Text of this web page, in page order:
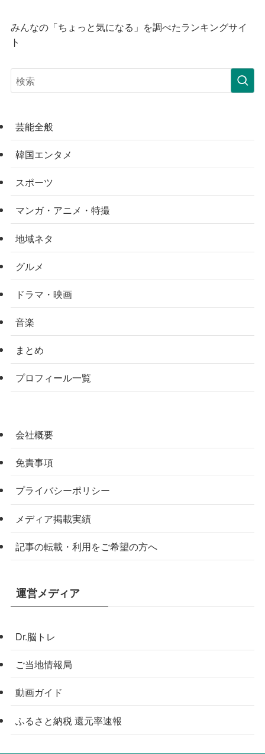
みんなの「ちょっと気になる」を調べたランキングサイ
ト
芸能全般
韓国エンタメ
スポーツ
マンガ・アニメ・特撮
地域ネタ
グルメ
ドラマ・映画
音楽
まとめ
プロフィール一覧
会社概要
免責事項
プライバシーポリシー
メディア掲載実績
記事の転載・利用をご希望の方へ
運営メディア
Dr.脳トレ
ご当地情報局
動画ガイド
ふるさと納税 還元率速報